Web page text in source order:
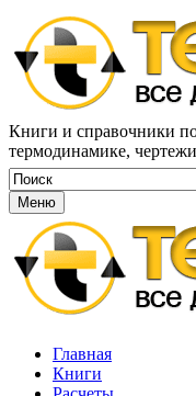
Книги и справочники
термодинамике,
Меню
Главная
Книги